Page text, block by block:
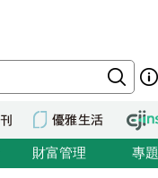
財富管理 專題